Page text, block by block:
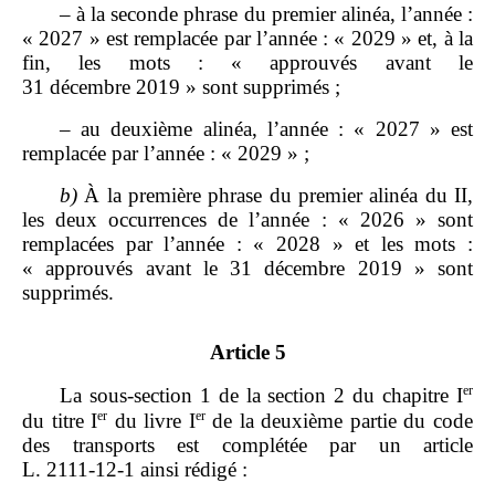
– à la seconde phrase du premier alinéa, l’année :
« 2027 » est remplacée par l’année : « 2029 » et, à la
fin, les mots : « approuvés avant le
31 décembre 2019 » sont supprimés ;
– au deuxième alinéa, l’année : « 2027 » est
remplacée par l’année : « 2029 » ;
b) À la première phrase du premier alinéa du II,
les deux occurrences de l’année : « 2026 » sont
remplacées par l’année : « 2028 » et les mots :
« approuvés avant le 31 décembre 2019 » sont
supprimés.
Article 5
La sous‑section 1 de la section 2 du chapitre Ier
du titre Ier du livre Ierde la deuxième partie du code
des transports est complétée par un article
L. 2111‑12‑1 ainsi rédigé :